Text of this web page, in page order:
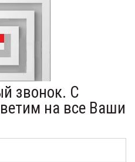
звонок. С
на все Ваши